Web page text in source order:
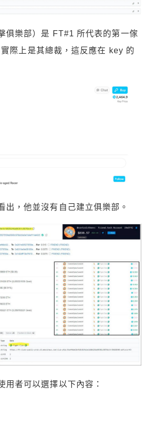
俱樂部）是 FT#1 所代表的第一傢
際上是其總裁，這反應在 key 的
出，他並沒有自己建立俱樂部。
用者可以選擇以下內容：